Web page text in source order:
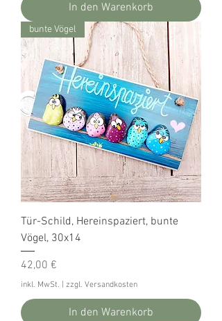
In den Warenkorb
bunte Vögel
Tür-Schild, Hereinspaziert, bunte
Vögel, 30x14
Preis
42,00 €
inkl. MwSt. zzgl. Versandkosten
In den Warenkorb